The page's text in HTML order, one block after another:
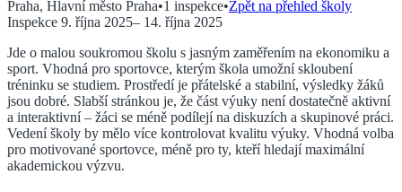
Praha, Hlavní město Praha•1 inspekce•Zpět na přehled školy
Inspekce 9. října 2025– 14. října 2025
Jde o malou soukromou školu s jasným zaměřením na ekonomiku a
sport. Vhodná pro sportovce, kterým škola umožní skloubení
tréninku se studiem. Prostředí je přátelské a stabilní, výsledky žáků
jsou dobré. Slabší stránkou je, že část výuky není dostatečně aktivní
a interaktivní – žáci se méně podílejí na diskuzích a skupinové práci.
Vedení školy by mělo více kontrolovat kvalitu výuky. Vhodná volba
pro motivované sportovce, méně pro ty, kteří hledají maximální
akademickou výzvu.